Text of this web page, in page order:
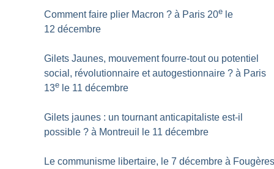
Comment faire plier Macron ? à Paris 20e le
12 décembre
Gilets Jaunes, mouvement fourre-tout ou potentiel
social, révolutionnaire et autogestionnaire ? à Paris
13e le 11 décembre
Gilets jaunes : un tournant anticapitaliste est-il
possible ? à Montreuil le 11 décembre
Le communisme libertaire, le 7 décembre à